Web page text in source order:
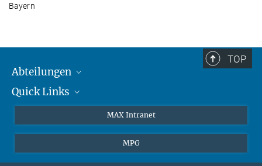
Bayern
TOP
Abteilungen
Attosekundenphysik
Quick Links
Kontakt
MAX Intranet
MPG